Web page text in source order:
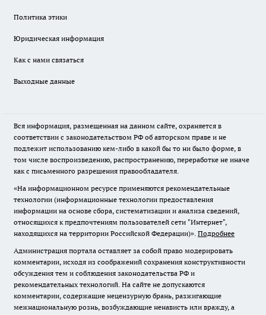
Политика этики
Юридическая информация
Как с нами связаться
Выходные данные
Вся информация, размещенная на данном сайте, охраняется в
соответствии с законодательством РФ об авторском праве и не
подлежит использованию кем-либо в какой бы то ни было форме, в
том числе воспроизведению, распространению, переработке не иначе
как с письменного разрешения правообладателя.
«На информационном ресурсе применяются рекомендательные
технологии (информационные технологии предоставления
информации на основе сбора, систематизации и анализа сведений,
относящихся к предпочтениям пользователей сети "Интернет",
находящихся на территории Российской Федерации)». Подробнее
Администрация портала оставляет за собой право модерировать
комментарии, исходя из соображений сохранения конструктивности
обсуждения тем и соблюдения законодательства РФ и
рекомендательных технологий. На сайте не допускаются
комментарии, содержащие нецензурную брань, разжигающие
межнациональную рознь, возбуждающие ненависть или вражду, а